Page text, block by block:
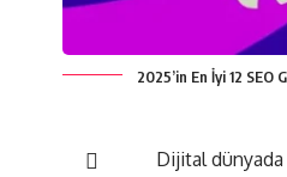
2025’in En İyi 12 SEO
Dijital dünyada